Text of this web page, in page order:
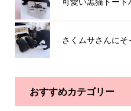
さくムサさんにそ
おすすめカテゴリー